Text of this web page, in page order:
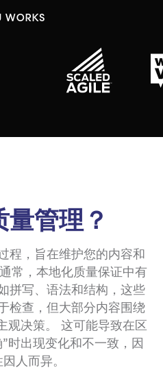
WORKS
管理？
程，旨在维护您的内容和
常，本地化质量保证中有
拼写、语法和结构，这些
检查，但大部分内容围绕
观决策。 这可能导致在区
时出现变化和不一致，因
人而异。